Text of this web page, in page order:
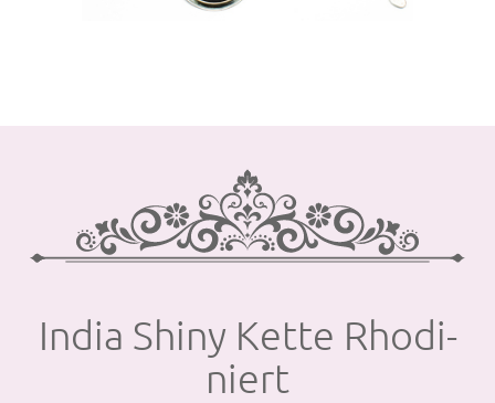
India Shiny Kette Rho­di­
niert